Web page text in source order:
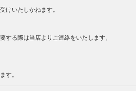
けいたしかねます。
する際は当店よりご連絡をいたします。
す。